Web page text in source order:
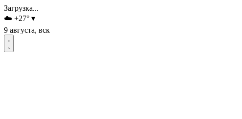
Загрузка...
☁️ +27° ▾
9 августа, вск